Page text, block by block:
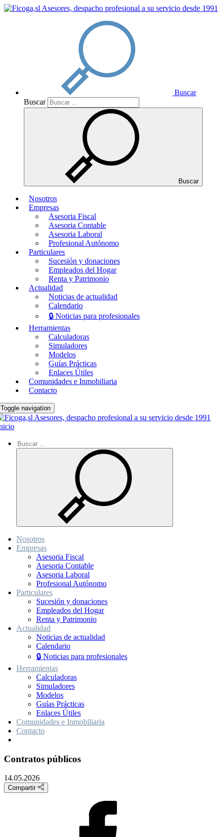
Buscar
Buscar
Buscar
Nosotros
Empresas
Asesoria Fiscal
Asesoria Contable
Asesoria Laboral
Profesional Autónomo
Particulares
Sucesión y donaciones
Empleados del Hogar
Renta y Patrimonio
Actualidad
Noticias de actualidad
Calendario
🔒 Noticias para profesionales
Herramientas
Calculadoras
Simuladores
Modelos
Guías Prácticas
Enlaces Útiles
Comunidades e Inmobiliaria
Contacto
Toggle navigation
Nosotros
Empresas
Asesoria Fiscal
Asesoria Contable
Asesoria Laboral
Profesional Autónomo
Particulares
Sucesión y donaciones
Empleados del Hogar
Renta y Patrimonio
Actualidad
Noticias de actualidad
Calendario
🔒 Noticias para profesionales
Herramientas
Calculadoras
Simuladores
Modelos
Guías Prácticas
Enlaces Útiles
Comunidades e Inmobiliaria
Contacto
Contratos públicos
14.05.2026
Compartir